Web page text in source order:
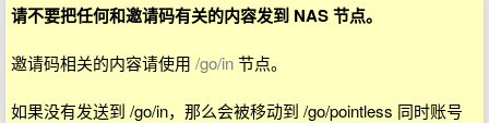
请不要把任何和邀请码有关的内容发到 NAS 节点。
邀请码相关的内容请使用 /go/in节点。
如果没有发送到 /go/in，那么会被移动到 /go/pointless 同时账号